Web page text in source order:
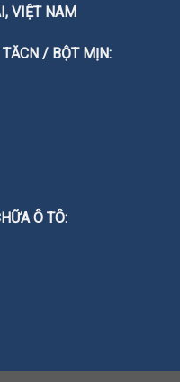
VIỆT NAM
/ BỘT MỊN:
Ô TÔ: